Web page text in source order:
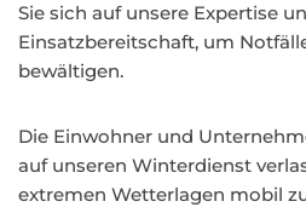
Sie sich auf unsere Expertise
Einsatzbereitschaft, um
bewältigen.
Die Einwohner und
auf unseren Winterdienst
extremen Wetterlagen mobil